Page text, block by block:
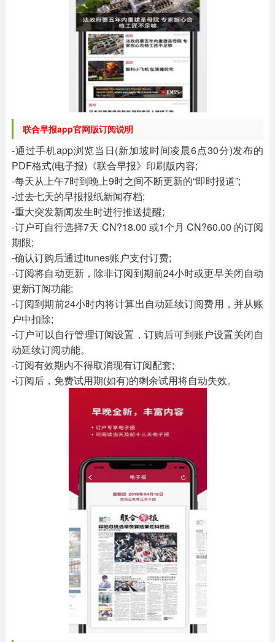
联合早报app官网版订阅说明
-通过手机app浏览当日(新加坡时间凌晨6点30分)发布的
PDF格式(电子报)《联合早报》印刷版内容;
-每天从上午7时到晚上9时之间不断更新的“即时报道”;
-过去七天的早报报纸新闻存档;
-重大突发新闻发生时进行推送提醒;
-订户可自行选择7天 CN?18.00 或1个月 CN?60.00 的订阅
期限;
-确认订购后通过itunes账户支付订费;
-订阅将自动更新，除非订阅到期前24小时或更早关闭自动
更新订阅功能;
-订阅到期前24小时内将计算出自动延续订阅费用，并从账
户中扣除;
-订户可以自行管理订阅设置，订购后可到账户设置关闭自
动延续订阅功能。
-订阅有效期内不得取消现有订阅配套;
-订阅后，免费试用期(如有)的剩余试用将自动失效。